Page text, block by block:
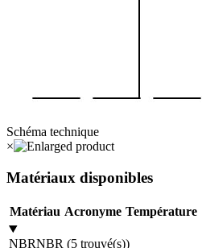
Schéma technique
×
Matériaux disponibles
Matériau Acronyme Température
NBRNBR (5 trouvé(s))